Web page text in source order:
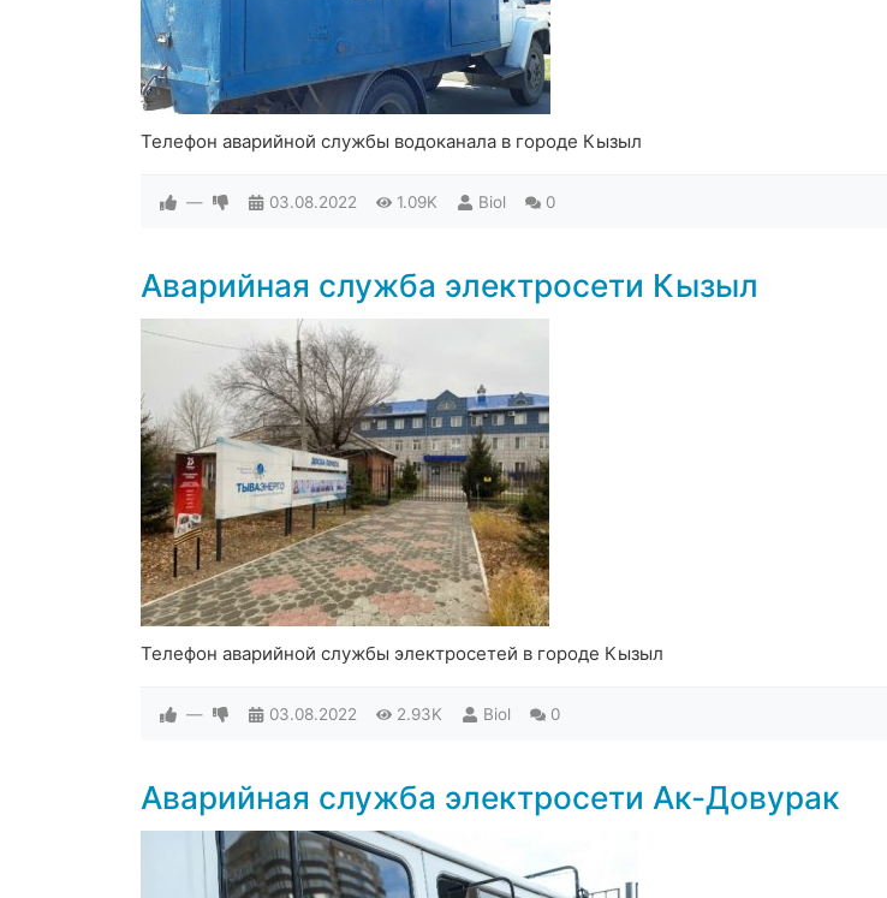
Телефон аварийной службы водоканала в городе Кызыл
— 03.08.2022 1.09K Biol 0
Аварийная служба электросети Кызыл
Телефон аварийной службы электросетей в городе Кызыл
— 03.08.2022 2.93K Biol 0
Аварийная служба электросети Ак-Довурак